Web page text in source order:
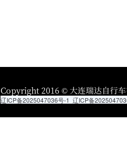
Copyright 2016 © 大连瑞达自行
辽ICP备2025047036号-1 辽ICP备